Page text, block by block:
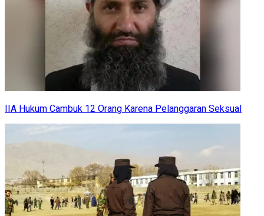
IIA Hukum Cambuk 12 Orang Karena Pelanggaran Seksual